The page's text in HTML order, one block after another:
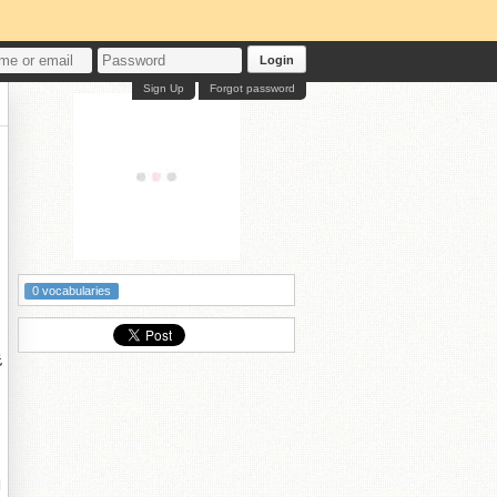
Login
Forgot password
Sign Up
0 vocabularies